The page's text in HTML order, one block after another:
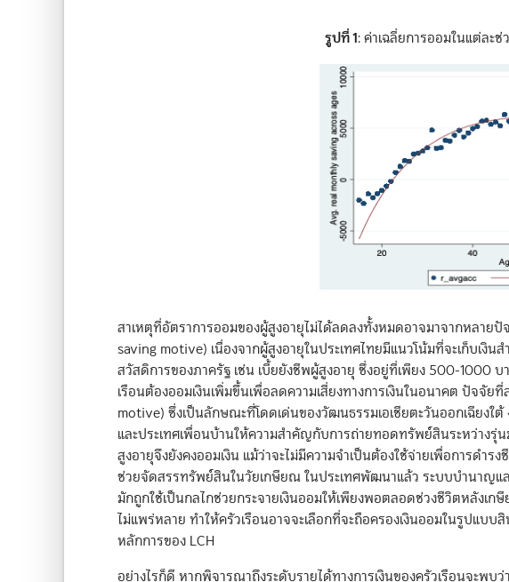
รูปที่ 1: ค่าเฉลี่ยการออมในแต่ละ
สาเหตุที่อัตราการออมของผู้สูงอายุไม่ได้ลดลงทั้งหมดอาจมาจากหลาย
saving motive) เนื่องจากผู้สูงอายุในประเทศไทยมีแนวโน้มที่จะเก็บเงิ
สวัสดิการของภาครัฐ เช่น เบี้ยยังชีพผู้สูงอายุ ซึ่งอยู่ที่เพียง 500-1000
เรือนต้องออมเงินเพิ่มขึ้นเพื่อลดความเสี่ยงทางการเงินในอนาคต ปัจจั
motive) ซึ่งเป็นลักษณะที่โดดเด่นของวัฒนธรรมเอเชียตะวันออกเฉียงใต้
และประเทศเพื่อนบ้านให้ความสำคัญกับการถ่ายทอดทรัพย์สินระหว่างรุ่
สูงอายุจึงยังคงออมเงิน แม้ว่าจะไม่มีความจำเป็นต้องใช้จ่ายเพื่อการดำ
ช่วยจัดสรรทรัพย์สินในวัยเกษียณ ในประเทศพัฒนาแล้ว ระบบบำนาญ
มักถูกใช้เป็นกลไกช่วยกระจายเงินออมให้เพียงพอตลอดช่วงชีวิตหลัง
ไม่แพร่หลาย ทำให้ครัวเรือนอาจจะเลือกที่จะถือครองเงินออมในรูปแ
หลักการของ LCH
อย่างไรก็ดี หากพิจารณาถึงระดับรายได้ทางการเงินของครัวเรือนจะพ